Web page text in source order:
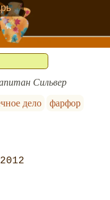
Сильвер
дело
фарфор